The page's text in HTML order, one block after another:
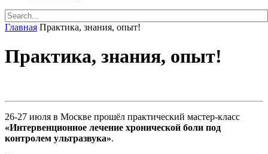
Главная Практика, знания, опыт!
Практика, знания, опыт!
26-27 июля в Москве прошёл практический мастер-класс
«Интервенционное лечение хронической боли под
контролем ультразвука».